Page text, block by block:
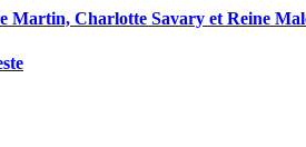
Charlotte Savary et Reine